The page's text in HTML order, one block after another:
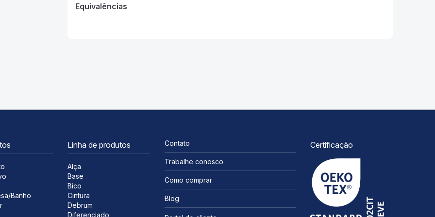
Equivalências
CORES
CORES
CORES
CORES
CORES
Equivalências
Banho
Linha de produtos
Alça
Base
Bico
Cintura
Debrum
Diferenciado
Contato
Trabalhe conosco
Como comprar
Blog
Certificação